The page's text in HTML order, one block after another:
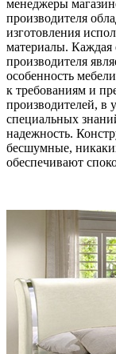
менеджеры
производителя
изготовления
материалы. Каждая
производителя
особенность
к требованиям и
производителей, в
специальных
надежность.
бесшумные,
обеспечивают